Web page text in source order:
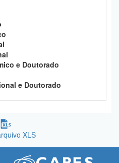
e Doutorado
e Doutorado
XLS